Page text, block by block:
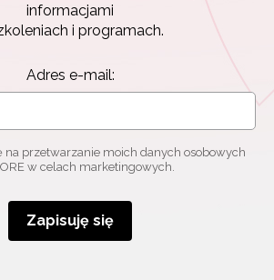
informacjami
i programach.
Adres e-mail:
na przetwarzanie moich danych osobowych
w celach marketingowych.
Zapisuję się